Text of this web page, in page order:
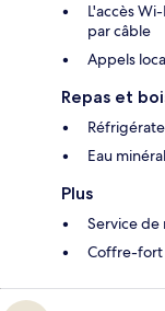
L'accès
par câble
Appels
Repas et
Eau
Plus
Service de
Coffre-fort